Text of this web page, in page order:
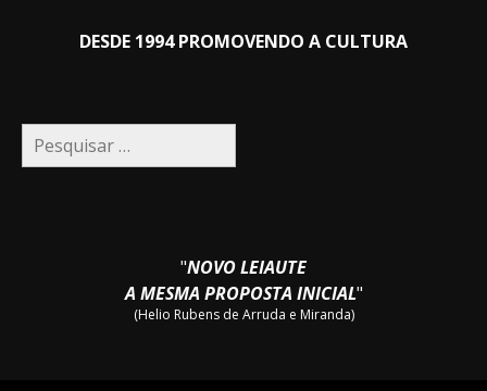
DESDE 1994 PROMOVENDO A CULTURA
Pesquisar
por:
"NOVO LEIAUTE
A MESMA PROPOSTA INICIAL"
(Helio Rubens de Arruda e Miranda)